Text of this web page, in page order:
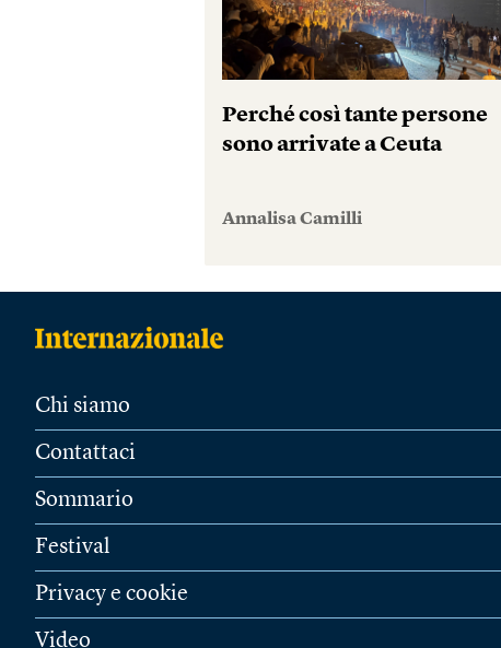
Perché così tante persone
sono arrivate a Ceuta
Annalisa Camilli
Chi siamo
Contattaci
Sommario
Festival
Privacy e cookie
Video